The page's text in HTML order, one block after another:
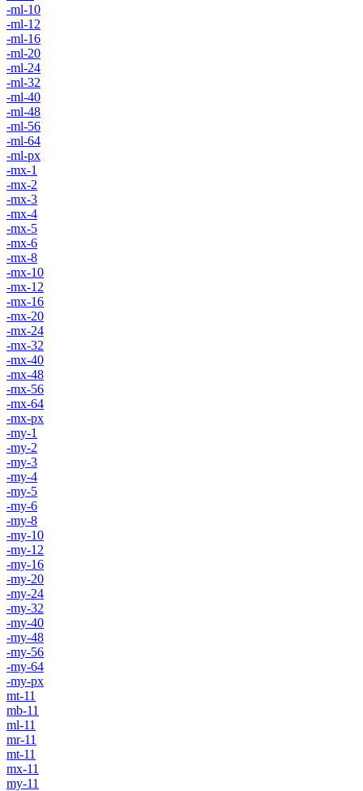
-ml-10
-ml-12
-ml-16
-ml-20
-ml-24
-ml-32
-ml-40
-ml-48
-ml-56
-ml-64
-ml-px
-mx-1
-mx-2
-mx-3
-mx-4
-mx-5
-mx-6
-mx-8
-mx-10
-mx-12
-mx-16
-mx-20
-mx-24
-mx-32
-mx-40
-mx-48
-mx-56
-mx-64
-mx-px
-my-1
-my-2
-my-3
-my-4
-my-5
-my-6
-my-8
-my-10
-my-12
-my-16
-my-20
-my-24
-my-32
-my-40
-my-48
-my-56
-my-64
-my-px
mt-11
mb-11
ml-11
mr-11
mt-11
mx-11
my-11